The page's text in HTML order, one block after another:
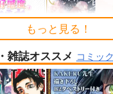
No.6
もっと見る！
雑誌オススメ コミッ